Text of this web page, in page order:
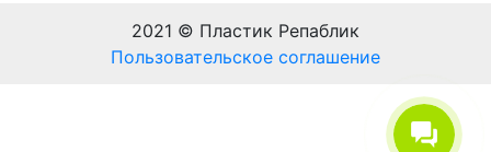
2021 © Пластик Репаблик
Пользовательское соглашение